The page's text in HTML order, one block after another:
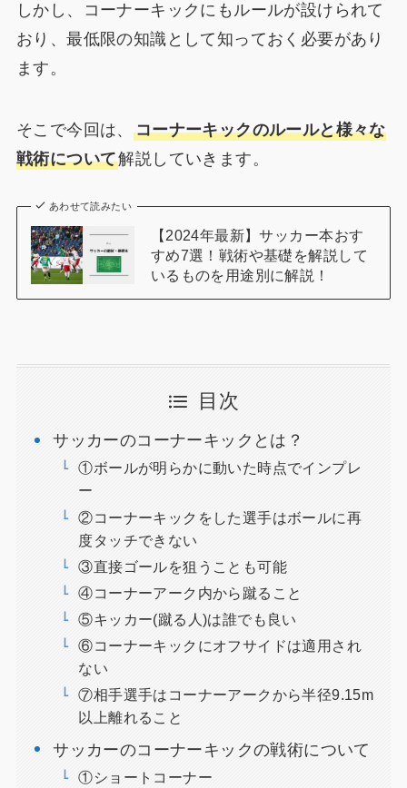
しかし、コーナーキックにもルールが設けられて
おり、最低限の知識として知っておく必要があり
ます。
そこで今回は、 コーナーキックのルールと様々な
戦術について解説していきます。
あわせて読みたい
【2024年最新】サッカー本おす
すめ7選！戦術や基礎を解説して
いるものを用途別に解説！
目次
サッカーのコーナーキックとは？
①ボールが明らかに動いた時点でインプレ
ー
②コーナーキックをした選手はボールに再
度タッチできない
③直接ゴールを狙うことも可能
④コーナーアーク内から蹴ること
⑤キッカー(蹴る人)は誰でも良い
⑥コーナーキックにオフサイドは適用され
ない
⑦相手選手はコーナーアークから半径9.15m
以上離れること
サッカーのコーナーキックの戦術について
①ショートコーナー